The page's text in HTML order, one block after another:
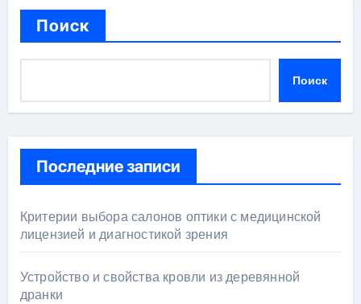
Поиск
Поиск
Последние записи
Критерии выбора салонов оптики с медицинской
лицензией и диагностикой зрения
Устройство и свойства кровли из деревянной
дранки